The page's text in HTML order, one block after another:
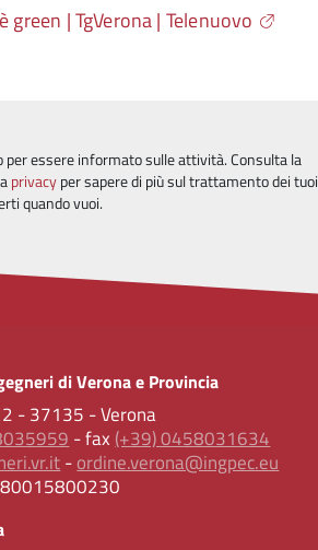
| TgVerona | Telenuovo
essere informato sulle attività. Consulta la
privacyper sapere di più sul trattamento dei tuoi
quando vuoi.
di Verona e Provincia
- 37135 - Verona
- fax (+39) 0458031634
-ordine.verona@ingpec.eu
80015800230